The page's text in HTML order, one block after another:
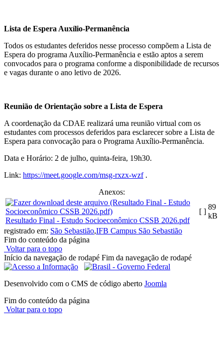
Lista de Espera Auxílio-Permanência
Todos os estudantes deferidos nesse processo compõem a Lista de
Espera do programa Auxílio-Permanência e estão aptos a serem
convocados para o programa conforme a disponibilidade de recursos
e vagas durante o ano letivo de 2026.
Reunião de Orientação sobre a Lista de Espera
A coordenação da CDAE realizará uma reunião virtual com os
estudantes com processos deferidos para esclarecer sobre a Lista de
Espera para convocação para o Programa Auxílio-Permanência.
Data e Horário: 2 de julho, quinta-feira, 19h30.
Link: https://meet.google.com/msg-rxzx-wzf.
Anexos:
Resultado Final - Estudo Socioeconômico CSSB 2026.pdf
[ ]
89
kB
registrado em: São Sebastião,IFB Campus São Sebastião
Fim do conteúdo da página
Voltar para o topo
Início da navegação de rodapé Fim da navegação de rodapé
Desenvolvido com o CMS de código aberto Joomla
Fim do conteúdo da página
Voltar para o topo